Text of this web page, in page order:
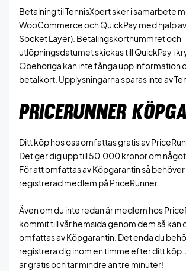
Betalning til TennisXpert sker i samarbete
WooCommerce och QuickPay med hjälp av
Socket Layer). Betalingskortnummret och
utlöpningsdatumet skickas till QuickPay i
Obehöriga kan inte fånga upp information
betalkort. Upplysningarna sparas inte av
PRICERUNNER
Ditt köp hos oss omfattas gratis av
Det ger dig upp till 50.000 kronor om något
För att omfattas av Köpgarantin så behöver
registrerad medlem på PriceRunner.
Även om du inte redan är medlem hos
kommit till vår hemsida genom dem så kan
omfattas av Köpgarantin. Det enda du
registrera dig inom en timme efter ditt köp.
är gratis och tar mindre än tre minuter!